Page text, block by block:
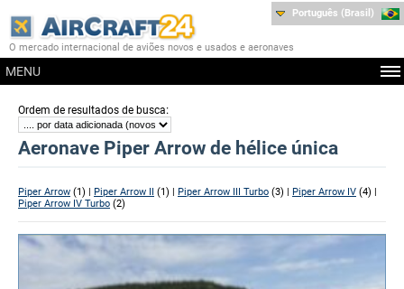
O mercado internacional de aviões novos e usados e aeronaves
MENU
Português (Brasil)
Ordem de resultados de busca:
Aeronave Piper Arrow de hélice única
Piper Arrow (1) | Piper Arrow II (1) | Piper Arrow III Turbo (3) | Piper Arrow IV (4) |
Piper Arrow IV Turbo (2)